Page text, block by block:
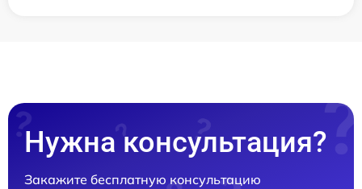
Нужна консультация?
Закажите бесплатную консультацию